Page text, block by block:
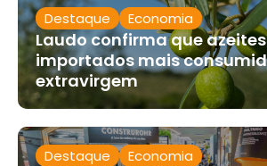
Destaque Economia
Laudo confirma que azeites
importados mais
extravirgem
Destaque Economia